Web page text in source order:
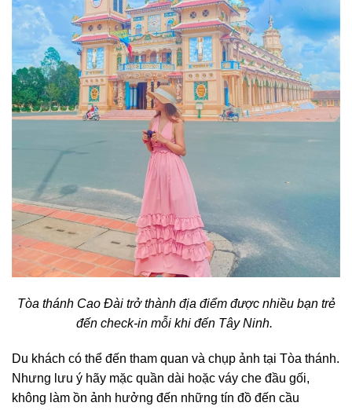
Tòa thánh Cao Đài trở thành địa điểm được nhiều bạn trẻ
đến check-in mỗi khi đến Tây Ninh.
Du khách có thể đến tham quan và chụp ảnh tại Tòa thánh.
Nhưng lưu ý hãy mặc quần dài hoặc váy che đầu gối,
không làm ồn ảnh hưởng đến những tín đồ đến cầu